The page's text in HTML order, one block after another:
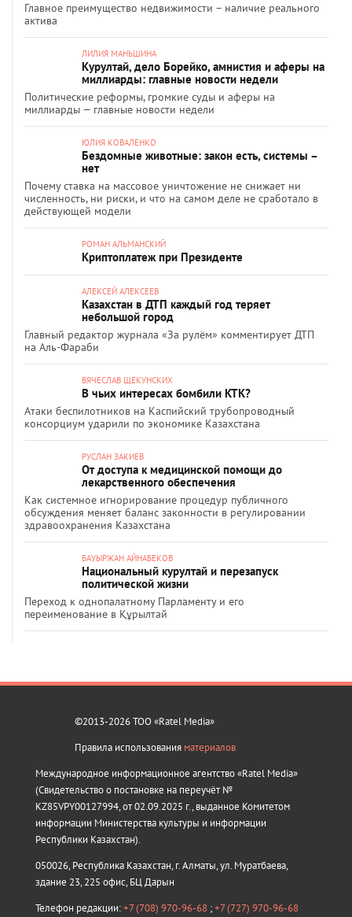
Главное преимущество недвижимости – наличие реального
актива
ЛИЛИЯ МАНЬШИНА
Курултай, дело Борейко, амнистия и аферы на
миллиарды: главные новости недели
Политические реформы, громкие суды и аферы на
миллиарды — главные новости недели
ЮЛИЯ КОВАЛЕНКО
Бездомные животные: закон есть, системы –
нет
Почему ставка на массовое уничтожение не снижает ни
численность, ни риски, и что на самом деле не сработало в
действующей модели
РОМАН АЛЬМАНСКИЙ
Криптоплатеж при Президенте
АЛЕКСЕЙ АЛЕКСЕЕВ
Казахстан в ДТП каждый год теряет
небольшой город
Главный редактор журнала «За рулём» комментирует ДТП
на Аль-Фараби
ВЯЧЕСЛАВ ЩЕКУНСКИХ
В чьих интересах бомбили КТК?
Атаки беспилотников на Каспийский трубопроводный
консорциум ударили по экономике Казахстана
РУСЛАН ЗАКИЕВ
От доступа к медицинской помощи до
лекарственного обеспечения
Как системное игнорирование процедур публичного
обсуждения меняет баланс законности в регулировании
здравоохранения Казахстана
БАУЫРЖАН АЙНАБЕКОВ
Национальный курултай и перезапуск
политической жизни
Переход к однопалатному Парламенту и его
переименование в Құрылтай
©2013-2026 ТОО «Ratel Media»
Правила использования материалов
Международное информационное агентство «Ratel Media»
(Свидетельство о постановке на переучёт №
KZ85VPY00127994, от 02.09.2025 г., выданное Комитетом
информации Министерства культуры и информации
Республики Казахстан).
050026, Республика Казахстан, г. Алматы, ул. Муратбаева,
здание 23, 225 офис, БЦ Дарын
Телефон редакции:+7 (708) 970-96-68 ;+7 (727) 970-96-68